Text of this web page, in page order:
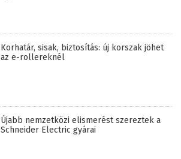
Korhatár, sisak, biztosítás: új korszak jöhet
az e-rollereknél
Újabb nemzetközi elismerést szereztek a
Schneider Electric gyárai